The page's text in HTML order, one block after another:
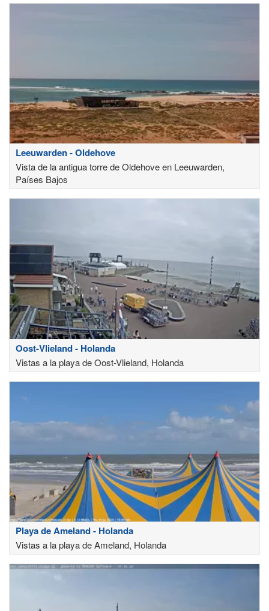
Leeuwarden - Oldehove
Vista de la antigua torre de Oldehove en Leeuwarden,
Países Bajos
Oost-Vlieland - Holanda
Vistas a la playa de Oost-Vlieland, Holanda
Playa de Ameland - Holanda
Vistas a la playa de Ameland, Holanda